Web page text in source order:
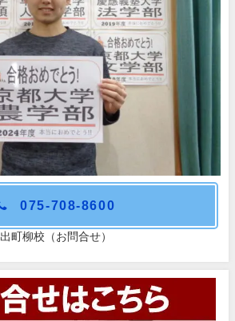
075-708-8600
出町柳校（お問合せ）